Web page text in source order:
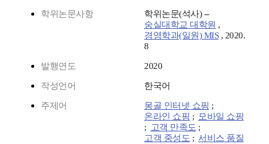
학위논문사항
학위논문(석사) --
숭실대학교 대학원 ,
경영학과(일원) MIS, 2020.
8
발행연도 2020
작성언어 한국어
주제어 몽골 인터넷 쇼핑 ;
온라인 쇼핑 ; 모바일 쇼핑
; 고객 만족도 ;
고객 중성도 ; 서비스 품질